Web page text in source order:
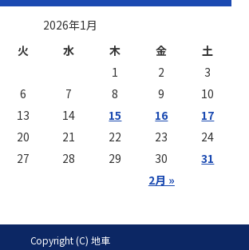
2026年1月
火 水 木 金 土
2月 »
1 2
3
6 7 8 9
10
13 14 15 16
17
20 21 22 23
24
27 28 29 30 31
Copyright (C) 地車